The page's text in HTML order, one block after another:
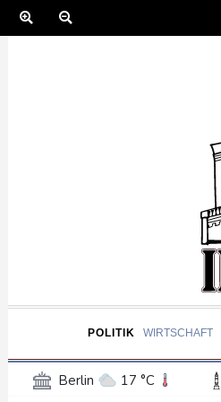
POLITIK WIRTSCHAFT
Berlin 17 °C